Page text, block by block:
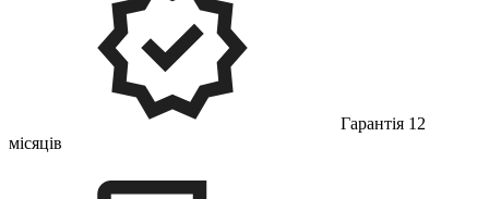
Гарантія 12
місяців